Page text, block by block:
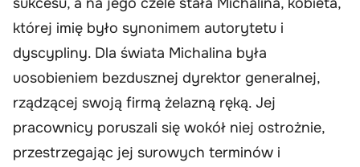
której imię było synonimem autorytetu i
dyscypliny. Dla świata Michalina była
uosobieniem bezdusznej dyrektor generalnej,
rządzącej swoją firmą żelazną ręką. Jej
pracownicy poruszali się wokół niej ostrożnie,
przestrzegając jej surowych terminów i